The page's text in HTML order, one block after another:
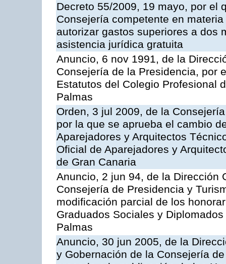
Decreto 55/2009, 19 mayo, por el
Consejería competente en
autorizar gastos superiores a dos
asistencia jurídica gratuita
Anuncio, 6 nov 1991, de la
Consejería de la Presidencia, por
Estatutos del Colegio Profesional
Palmas
Orden, 3 jul 2009, de la
por la que se aprueba el cambio
Aparejadores y Arquitectos
Oficial de Aparejadores y
de Gran Canaria
Anuncio, 2 jun 94, de la Dirección
Consejería de Presidencia y
modificación parcial de los
Graduados Sociales y
Palmas
Anuncio, 30 jun 2005, de la
y Gobernación de la Consejería